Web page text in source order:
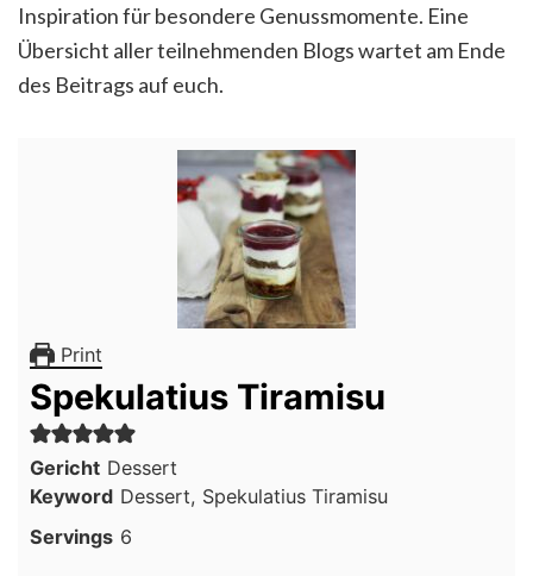
Inspiration für besondere Genussmomente. Eine
Übersicht aller teilnehmenden Blogs wartet am Ende
des Beitrags auf euch.
Print
Spekulatius Tiramisu
Gericht Dessert
Keyword Dessert, Spekulatius Tiramisu
Servings 6